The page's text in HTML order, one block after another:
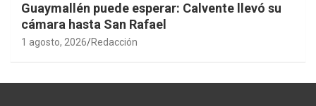
Guaymallén puede esperar: Calvente llevó su
cámara hasta San Rafael
1 agosto, 2026 Redacción